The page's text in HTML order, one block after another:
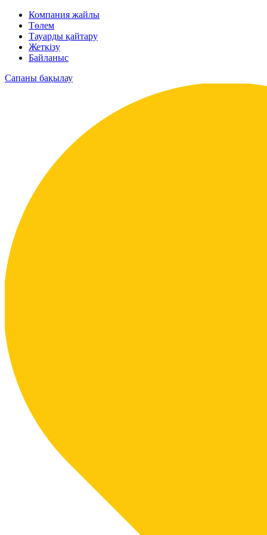
Компания жайлы
Төлем
Тауарды қайтару
Жеткізу
Байланыс
Сапаны бақылау